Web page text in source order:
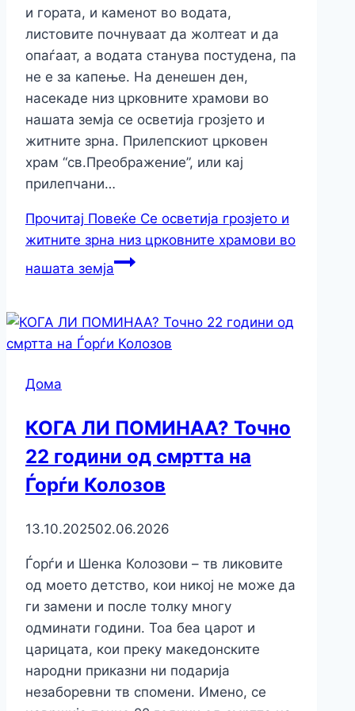
и гората, и каменот во водата,
листовите почнуваат да жолтеат и да
опаѓаат, а водата станува постудена, па
не е за капење. На денешен ден,
насекаде низ црковните храмови во
нашата земја се осветија грозјето и
житните зрна. Прилепскиот црковен
храм “св.Преображение”, или кај
прилепчани…
Прочитај Повеќе Се осветија грозјето и
житните зрна низ црковните храмови во
нашата земја
Дома
КОГА ЛИ ПОМИНАА? Точно
22 години од смртта на
Ѓорѓи Колозов
13.10.202502.06.2026
Ѓорѓи и Шенка Колозови – тв ликовите
од моето детство, кои никој не може да
ги замени и после толку многу
одминати години. Тоа беа царот и
царицата, кои преку македонските
народни приказни ни подарија
незаборевни тв спомени. Имено, се